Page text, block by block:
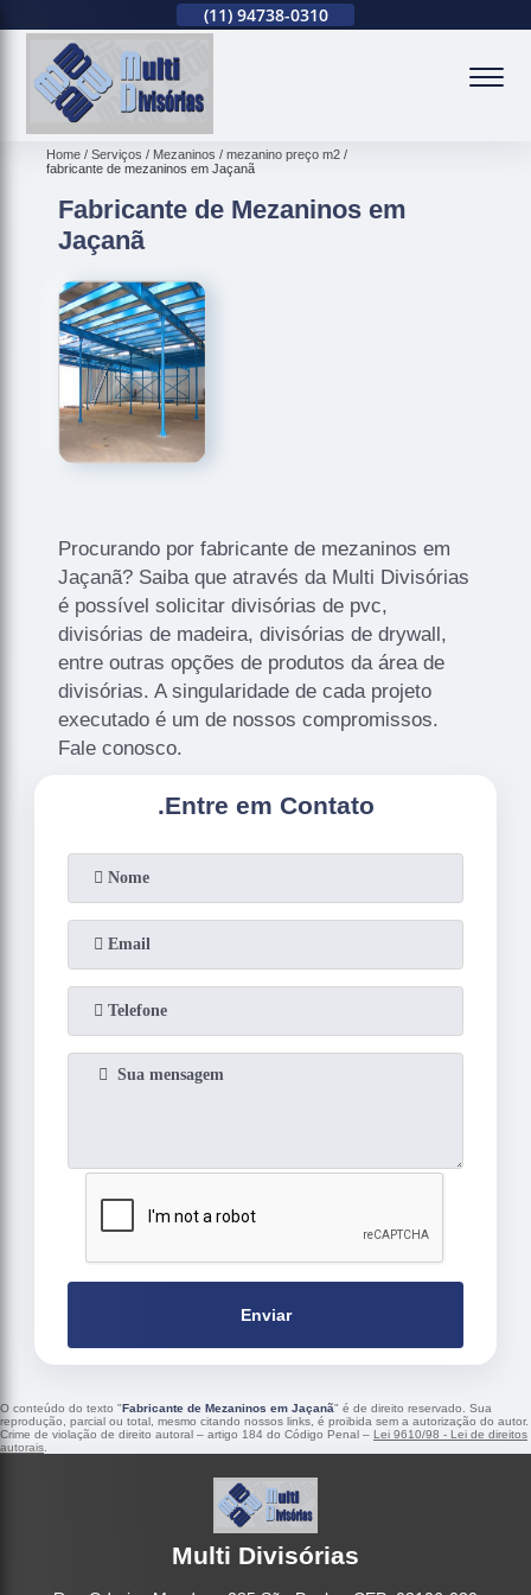
(11) 94738-0310
Home Serviços Mezaninos
mezanino preço m2
fabricante de mezaninos em Jaçanã
Fabricante de Mezaninos em
Jaçanã
Procurando por fabricante de mezaninos em
Jaçanã? Saiba que através da Multi Divisórias
é possível solicitar divisórias de pvc,
divisórias de madeira, divisórias de drywall,
entre outras opções de produtos da área de
divisórias. A singularidade de cada projeto
executado é um de nossos compromissos.
Fale conosco.
.Entre em Contato
Enviar
O conteúdo do texto "Fabricante de Mezaninos em Jaçanã" é de direito reservado. Sua
reprodução, parcial ou total, mesmo citando nossos links, é proibida sem a autorização do autor.
Crime de violação de direito autoral – artigo 184 do Código Penal – Lei 9610/98 - Lei de direitos
autorais
Multi Divisórias